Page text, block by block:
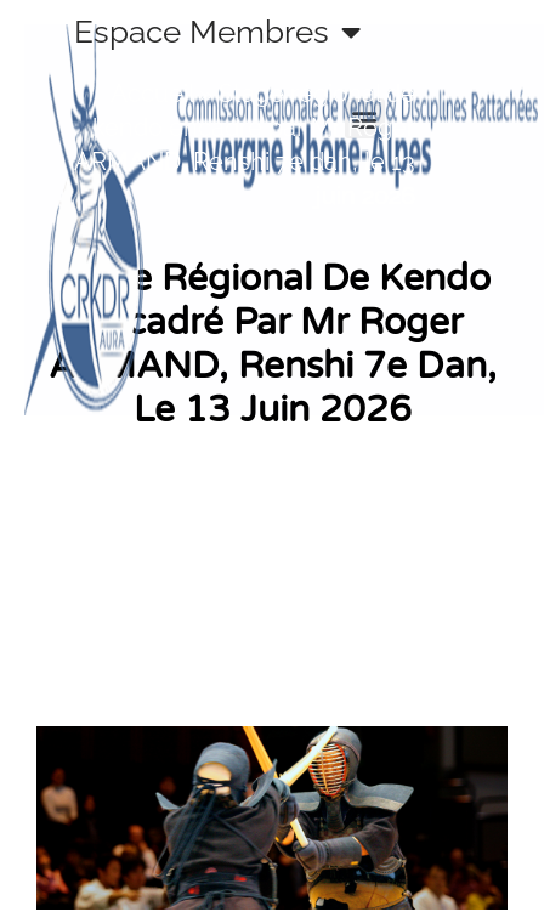
Espace Membres
Accueil»Stage régional de
kendo encadré par Mr Roger
ARMAND, Renshi 7e dan, le 13
juin 2026
Stage Régional De Kendo
Encadré Par Mr Roger
ARMAND, Renshi 7e Dan,
Le 13 Juin 2026